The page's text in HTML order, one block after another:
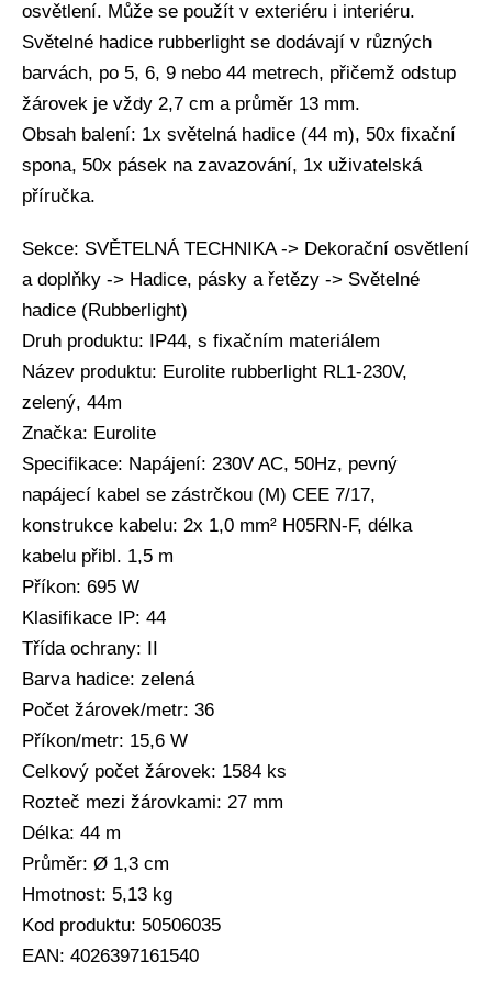
osvětlení. Může se použít v exteriéru i interiéru.
Světelné hadice rubberlight se dodávají v různých
barvách, po 5, 6, 9 nebo 44 metrech, přičemž odstup
žárovek je vždy 2,7 cm a průměr 13 mm.
Obsah balení: 1x světelná hadice (44 m), 50x fixační
spona, 50x pásek na zavazování, 1x uživatelská
příručka.
Sekce: SVĚTELNÁ TECHNIKA -> Dekorační osvětlení
a doplňky -> Hadice, pásky a řetězy -> Světelné
hadice (Rubberlight)
Druh produktu: IP44, s fixačním materiálem
Název produktu: Eurolite rubberlight RL1-230V,
zelený, 44m
Značka: Eurolite
Specifikace: Napájení: 230V AC, 50Hz, pevný
napájecí kabel se zástrčkou (M) CEE 7/17,
konstrukce kabelu: 2x 1,0 mm² H05RN-F, délka
kabelu přibl. 1,5 m
Příkon: 695 W
Klasifikace IP: 44
Třída ochrany: II
Barva hadice: zelená
Počet žárovek/metr: 36
Příkon/metr: 15,6 W
Celkový počet žárovek: 1584 ks
Rozteč mezi žárovkami: 27 mm
Délka: 44 m
Průměr: Ø 1,3 cm
Hmotnost: 5,13 kg
Kod produktu: 50506035
EAN: 4026397161540